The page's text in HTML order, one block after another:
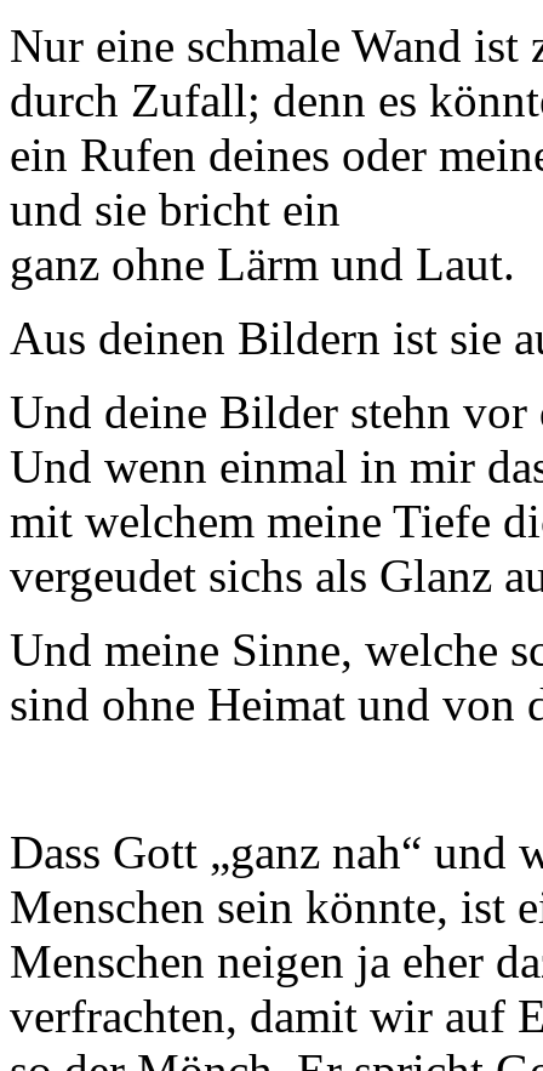
Nur eine schmale Wand ist
durch Zufall; denn es
ein Rufen deines oder
und sie bricht ein
ganz ohne Lärm und Laut.
Aus deinen Bildern ist sie
Und deine Bilder stehn
Und wenn einmal in mir
mit welchem meine Tiefe
vergeudet sichs als Glanz
Und meine Sinne, welche
sind ohne Heimat und von
Dass Gott „ganz nah“ und
Menschen sein könnte, ist
Menschen neigen ja eher
verfrachten, damit wir auf